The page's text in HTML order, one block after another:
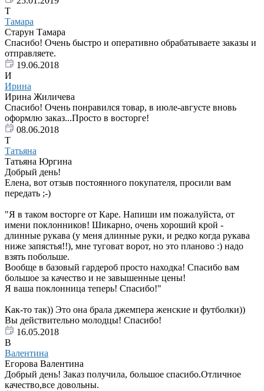
Т
Тамара
Старун Тамара
Спасибо! Очень быстро и оперативно обрабатываете заказы и
отправляете.
19.06.2018
И
Ирина
Ирина Жиличева
Спасибо! Очень понравился товар, в июле-августе вновь
оформлю заказ...Просто в восторге!
08.06.2018
Т
Татьяна
Татьяна Юргина
Добрый день!
Елена, вот отзыв постоянного покупателя, просили вам
передать ;-)
"Я в таком восторге от Каре. Напиши им пожалуйста, от
имени поклонников! Шикарно, очень хороший крой -
длинные рукава (у меня длинные руки, и редко когда рукава
ниже запястья!!), мне туговат ворот, но это планово :) надо
взять побольше.
Вообще в базовый гардероб просто находка! Спасибо вам
большое за качество и не завышенные цены!
Я ваша поклонница теперь! Спасибо!"
Как-то так)) Это она брала джемпера женские и футболки))
Вы действительно молодцы! Спасибо!
16.05.2018
В
Валентина
Егорова Валентина
Добрый день! Заказ получила, большое спасибо.Отличное
качество,все довольны.